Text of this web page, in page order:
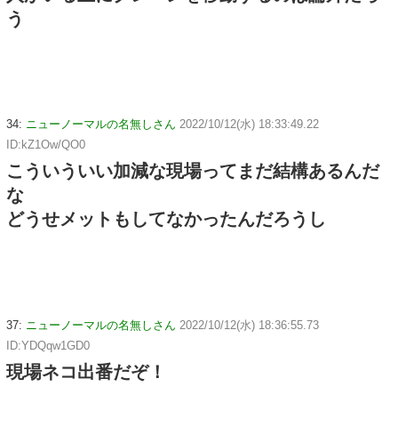
う
34: ニューノーマルの名無しさん 2022/10/12(水) 18:33:49.22
ID:kZ1Ow/QO0
こういういい加減な現場ってまだ結構あるんだ
な
どうせメットもしてなかったんだろうし
37: ニューノーマルの名無しさん 2022/10/12(水) 18:36:55.73
ID:YDQqw1GD0
現場ネコ出番だぞ！